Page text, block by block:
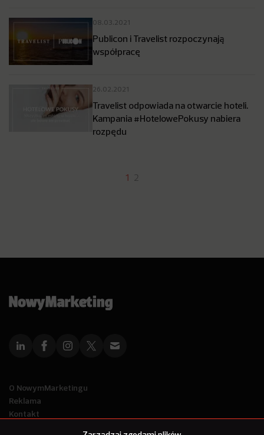
08.03.2021
Publicon i Travelist rozpoczynają
współpracę
26.02.2021
Travelist odpowiada na otwarcie hoteli.
Kampania #HotelowePokusy nabiera
rozpędu
1 2
O NowymMarketingu
Reklama
Kontakt